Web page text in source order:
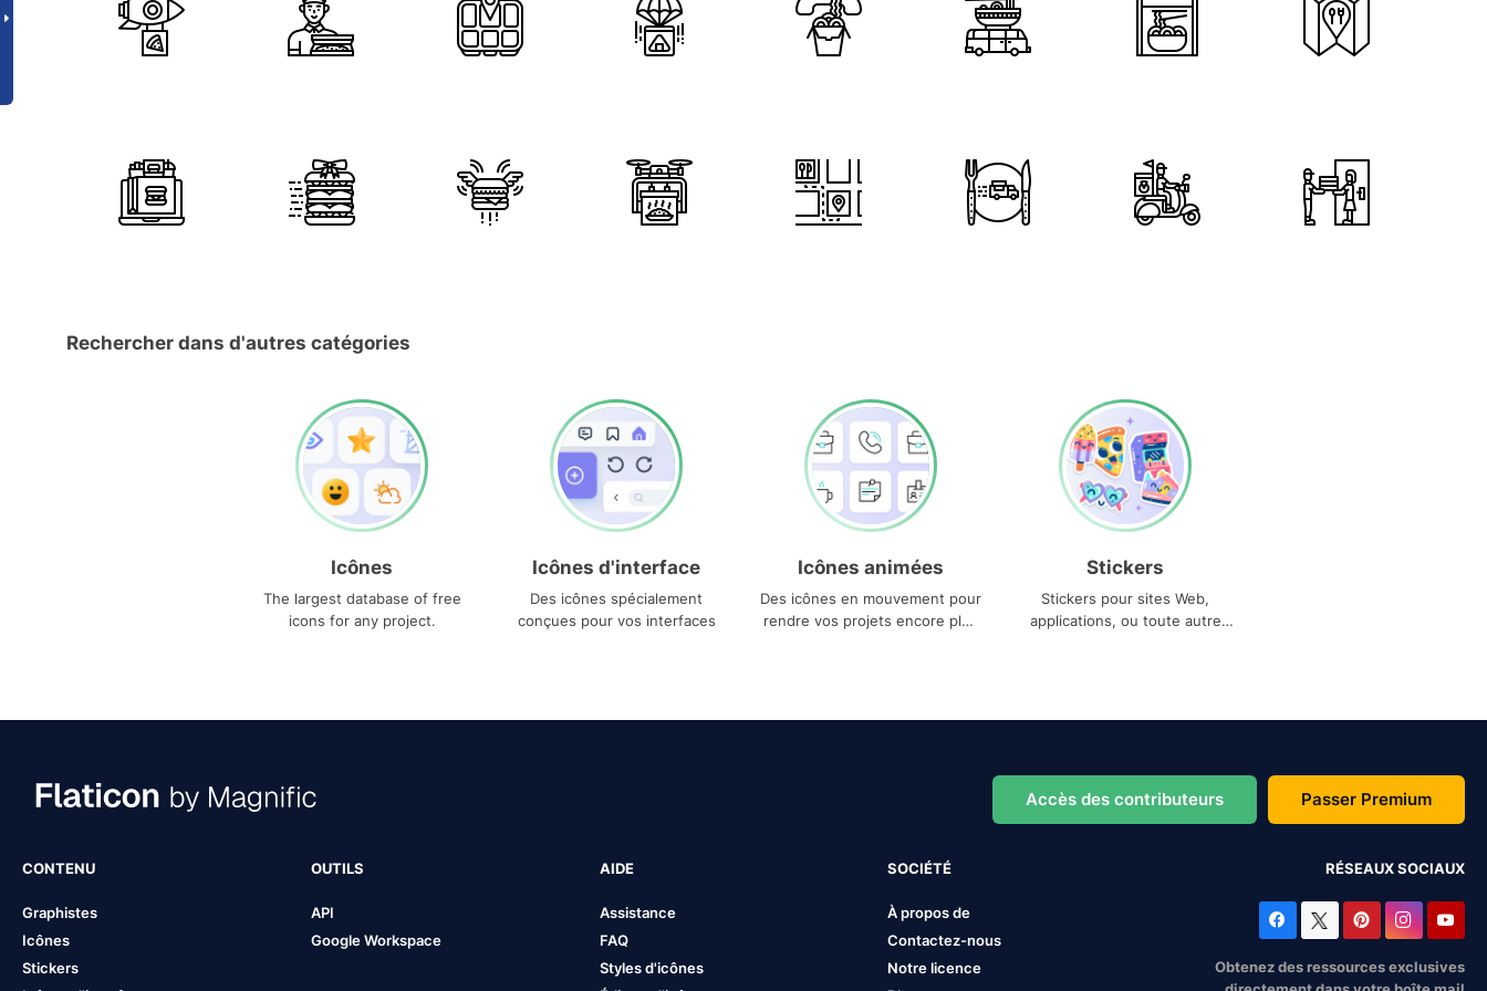
Rechercher dans d'autres catégories
Icônes
The largest database of free
icons for any project.
Icônes d'interface
Des icônes spécialement
conçues pour vos interfaces
Icônes animées
Des icônes en mouvement pour
rendre vos projets encore plus
Stickers
Stickers pour sites Web,
applications, ou toute autre
Accès des contributeurs Passer Premium
CONTENU
Graphistes
Icônes
Stickers
OUTILS
API
Google Workspace
AIDE
Assistance
FAQ
Styles d'icônes
SOCIÉTÉ
À propos de
Contactez-nous
Notre licence
RÉSEAUX SOCIAUX
Obtenez des ressources exclusives